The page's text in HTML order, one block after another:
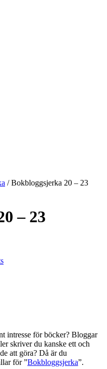
/Bokbloggsjerka 20 – 23
– 23
intresse för böcker? Bloggar
skriver du kanske ett och
att göra? Då är du
för ”Bokbloggsjerka”.